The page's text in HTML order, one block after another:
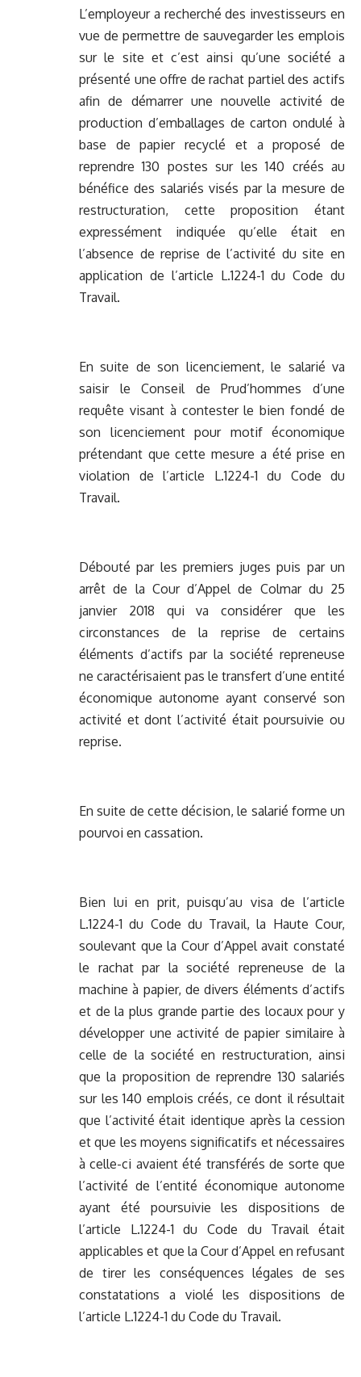
L’employeur a recherché des investisseurs en
vue de permettre de sauvegarder les emplois
sur le site et c’est ainsi qu’une société a
présenté une offre de rachat partiel des actifs
afin de démarrer une nouvelle activité de
production d’emballages de carton ondulé à
base de papier recyclé et a proposé de
reprendre 130 postes sur les 140 créés au
bénéfice des salariés visés par la mesure de
restructuration, cette proposition étant
expressément indiquée qu’elle était en
l’absence de reprise de l’activité du site en
application de l’article L.1224-1 du Code du
Travail.
En suite de son licenciement, le salarié va
saisir le Conseil de Prud’hommes d’une
requête visant à contester le bien fondé de
son licenciement pour motif économique
prétendant que cette mesure a été prise en
violation de l’article L.1224-1 du Code du
Travail.
Débouté par les premiers juges puis par un
arrêt de la Cour d’Appel de Colmar du 25
janvier 2018 qui va considérer que les
circonstances de la reprise de certains
éléments d’actifs par la société repreneuse
ne caractérisaient pas le transfert d’une entité
économique autonome ayant conservé son
activité et dont l’activité était poursuivie ou
reprise.
En suite de cette décision, le salarié forme un
pourvoi en cassation.
Bien lui en prit, puisqu’au visa de l’article
L.1224-1 du Code du Travail, la Haute Cour,
soulevant que la Cour d’Appel avait constaté
le rachat par la société repreneuse de la
machine à papier, de divers éléments d’actifs
et de la plus grande partie des locaux pour y
développer une activité de papier similaire à
celle de la société en restructuration, ainsi
que la proposition de reprendre 130 salariés
sur les 140 emplois créés, ce dont il résultait
que l’activité était identique après la cession
et que les moyens significatifs et nécessaires
à celle-ci avaient été transférés de sorte que
l’activité de l’entité économique autonome
ayant été poursuivie les dispositions de
l’article L.1224-1 du Code du Travail était
applicables et que la Cour d’Appel en refusant
de tirer les conséquences légales de ses
constatations a violé les dispositions de
l’article L.1224-1 du Code du Travail.